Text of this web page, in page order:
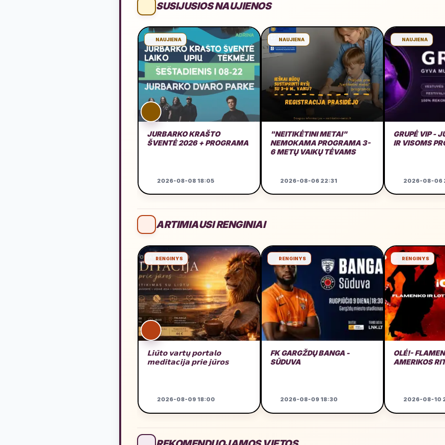
SUSIJUSIOS NAUJIENOS
NAUJIENA
JURBARKO KRAŠTO
ŠVENTĖ 2026 + PROGRAMA
2026-08-08 18:05
NAUJIENA
"NEITIKĖTINI METAI"
NEMOKAMA PROGRAMA 3-
6 METŲ VAIKŲ TĖVAMS
2026-08-06 22:31
NAUJIENA
GRUPĖ VIP -
IR VISOMS
2026-08-06
ARTIMIAUSI RENGINIAI
RENGINYS
𝗟𝗶𝘂̄𝘁𝗼 𝘃𝗮𝗿𝘁𝘂̨ 𝗽𝗼𝗿𝘁𝗮𝗹𝗼
𝗺𝗲𝗱𝗶𝘁𝗮𝗰𝗶𝗷𝗮 𝗽𝗿𝗶𝗲 𝗷𝘂̄𝗿𝗼𝘀
2026-08-09 18:00
RENGINYS
FK GARGŽDŲ BANGA -
SŪDUVA
2026-08-09 18:30
RENGINYS
OLÉ!-
AMERIKOS
2026-08-10